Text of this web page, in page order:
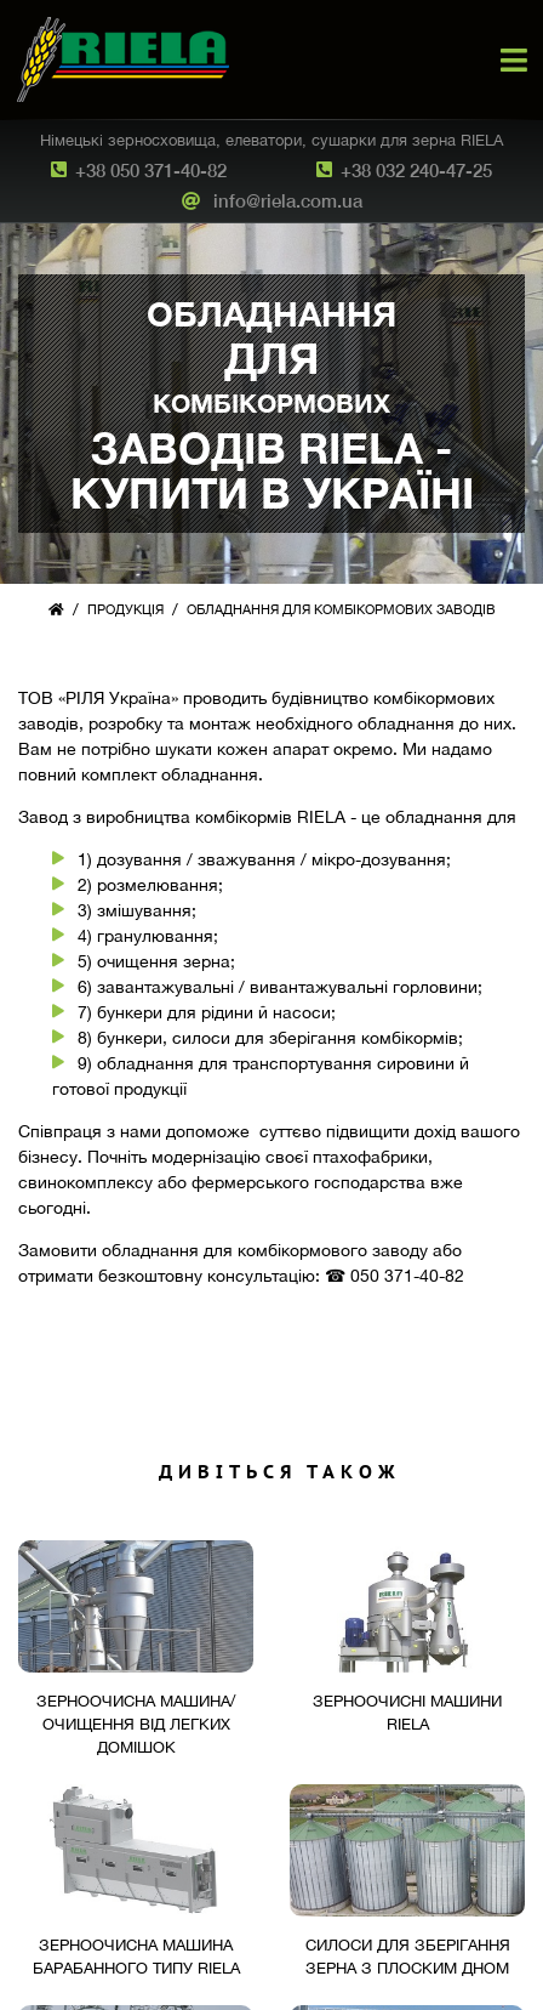
+38 050 371-40-82 +38 032 240-47-25
Німецькі зерносховища, елеватори, сушарки для зерна RIELA
info@riela.com.ua
ОБЛАДНАННЯ
ДЛЯ
КОМБІКОРМОВИХ
ЗАВОДІВ RIELA -
КУПИТИ В УКРАЇНІ
/ ПРОДУКЦІЯ / ОБЛАДНАННЯ ДЛЯ КОМБІКОРМОВИХ ЗАВОДІВ
ТОВ «РІЛЯ Україна» проводить будівництво комбікормових
заводів, розробку та монтаж необхідного обладнання до них.
Вам не потрібно шукати кожен апарат окремо. Ми надамо
повний комплект обладнання.
Завод з виробництва комбікормів RIELA - це обладнання для
1) дозування / зважування / мікро-дозування;
2) розмелювання;
3) змішування;
4) гранулювання;
5) очищення зерна;
6) завантажувальні / вивантажувальні горловини;
7) бункери для рідини й насоси;
8) бункери, силоси для зберігання комбікормів;
9) обладнання для транспортування сировини й
готової продукції
Співпраця з нами допоможе суттєво підвищити дохід вашого
бізнесу. Почніть модернізацію своєї птахофабрики,
свинокомплексу або фермерського господарства вже
сьогодні.
Замовити обладнання для комбікормового заводу або
отримати безкоштовну консультацію: ☎ 050 371-40-82
ДИВІТЬСЯ ТАКОЖ
ЗЕРНООЧИСНА МАШИНА/
ОЧИЩЕННЯ ВІД ЛЕГКИХ
ДОМІШОК
ЗЕРНООЧИСНІ МАШИНИ
RIELA
ЗЕРНООЧИСНА МАШИНА
БАРАБАННОГО ТИПУ RIELA
СИЛОСИ ДЛЯ ЗБЕРІГАННЯ
ЗЕРНА З ПЛОСКИМ ДНОМ